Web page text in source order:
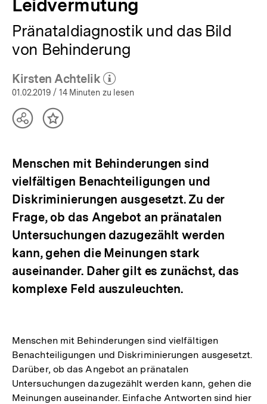
Leidvermutung
Pränataldiagnostik und das Bild
von Behinderung
Kirsten Achtelik
(Mehr zum Autor)
öffnen
01.02.2019 / 14 Minuten zu lesen
TeilenInhalt
Menschen mit Behinderungen sind
vielfältigen Benachteiligungen und
Diskriminierungen ausgesetzt. Zu der
Frage, ob das Angebot an pränatalen
Untersuchungen dazugezählt werden
kann, gehen die Meinungen stark
auseinander. Daher gilt es zunächst, das
komplexe Feld auszuleuchten.
Menschen mit Behinderungen sind vielfältigen
Benachteiligungen und Diskriminierungen ausgesetzt.
Darüber, ob das Angebot an pränatalen
Untersuchungen dazugezählt werden kann, gehen die
Meinungen auseinander. Einfache Antworten sind hier